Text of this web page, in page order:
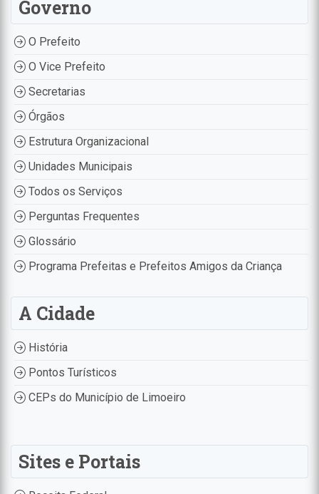
Governo
O Prefeito
O Vice Prefeito
Secretarias
Órgãos
Estrutura Organizacional
Unidades Municipais
Todos os Serviços
Perguntas Frequentes
Glossário
Programa Prefeitas e Prefeitos Amigos da Criança
A Cidade
História
Pontos Turísticos
CEPs do Município de Limoeiro
Sites e Portais